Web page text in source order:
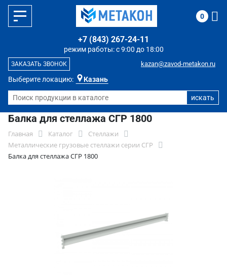
Выберите локацию: Казань
режим работы: с 9:00 до 18:00
+7 (843) 267-24-11
kazan@zavod-metakon.ru
ЗАКАЗАТЬ ЗВОНОК
0
Балка для стеллажа СГР 1800
Главная Каталог
Стеллажи
Металлические грузовые стеллажи серии СГР
Балка для стеллажа СГР 1800